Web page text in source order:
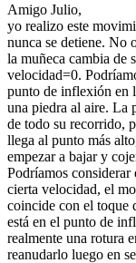
Amigo Julio,
yo realizo este
nunca se detiene. No
la muñeca cambia de
velocidad=0.
punto de inflexión en
una piedra al aire. La
de todo su recorrido,
llega al punto más
empezar a bajar y
Podríamos considerar
cierta velocidad, el
coincide con el toque
está en el punto de
realmente una rotura
reanudarlo luego en